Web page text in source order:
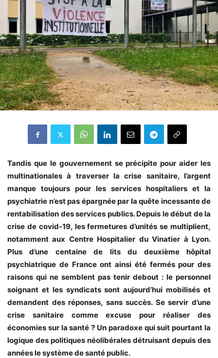
Tandis que le gouvernement se précipite pour aider les
multinationales à traverser la crise sanitaire, l’argent
manque toujours pour les services hospitaliers et la
psychiatrie n’est pas épargnée par la quête incessante de
rentabilisation des services publics. Depuis le début de la
crise de covid-19, les fermetures d’unités se multiplient,
notamment aux Centre Hospitalier du Vinatier à Lyon.
Plus d’une centaine de lits du deuxième hôpital
psychiatrique de France ont ainsi été fermés pour des
raisons qui ne semblent pas tenir debout : le personnel
soignant et les syndicats sont aujourd’hui mobilisés et
demandent des réponses, sans succès. Se servir d’une
crise sanitaire comme excuse pour réaliser des
économies sur la santé ? Un paradoxe qui suit pourtant la
logique des politiques néolibérales détruisant depuis des
années le système de santé public.